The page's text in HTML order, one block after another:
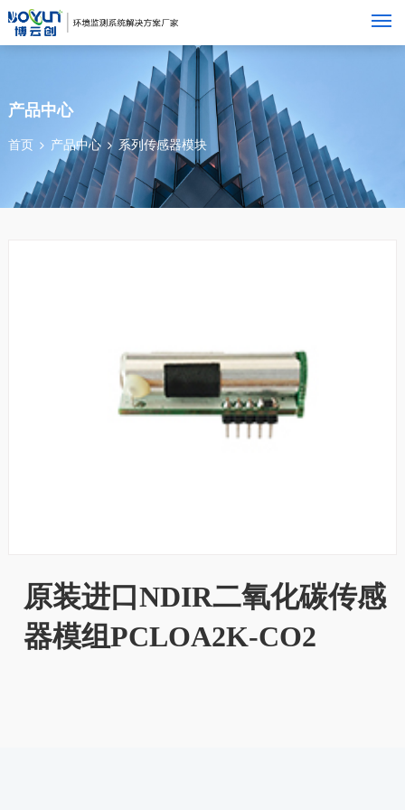
产品中心
首页 产品中心 系列传感器模块
原装进口NDIR二氧化碳传感
器模组PCLOA2K-CO2